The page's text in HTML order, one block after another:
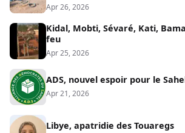
Apr 26, 2026
Kidal, Mobti, Sévaré, Kati,
feu
Apr 25, 2026
ADS, nouvel espoir pour le
Apr 21, 2026
Libye, apatridie des Touaregs